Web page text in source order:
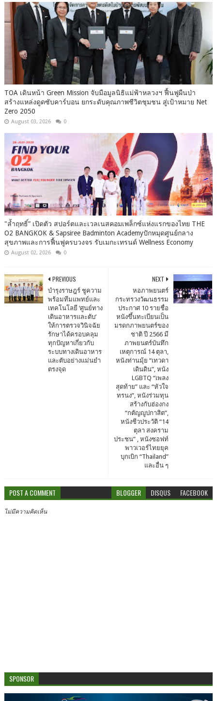
TOA เดินหน้า Green Mission จับมือมูลนิธิแม่ฟ้าหลวงฯ ฟื้นฟูผืนป่า
สร้างแหล่งดูดซับคาร์บอน ยกระดับคุณภาพชีวิตชุมชน สู่เป้าหมาย Net
Zero 2050
August 03, 2026 0
"ล้ำฤทธิ์” เปิดตัว สปอร์ตและเวลเนสคอมเพล็กซ์แห่งแรกของไทย THE
O2 BANGKOK & Sapsiree Badminton Academyปักหมุดศูนย์กลาง
สุขภาพและการฟื้นฟูครบวงจร รับเมกะเทรนด์ Wellness Economy
August 02, 2026 0
NEXT
หอภาพยนตร์
กระทรวงวัฒนธรรม
ประกาศ 10 รายชื่อ
หนังขึ้นทะเบียนเป็น
มรดกภาพยนตร์ของ
ชาติ ปี 2566 มี
ภาพยนตร์บันทึก
เหตุการณ์ 14 ตุลา,
หนังท่านมุ้ย “เทวดา
เดินดิน”, หนัง
LGBTQ “เพลง
สุดท้าย” และ “หัวใจ
ทรนง”, หนังร่วมทุน
สร้างกับฮ่องกง
“กตัญญูปกาสิต”,
หนังชีวประวัติ “14
ตุลา สงคราม
ประชน” , หนังซอฟท์
พาวเวอร์ไทยยุค
บุกเบิก “Thailand”
และอื่น ๆ
PREVIOUS
บำรุงราษฎร์ ชูความ
พร้อมทีมแพทย์และ
เทคโนโลยี ‘ศูนย์ทาง
เดินอาหารและตับ’
ให้การตรวจวินิจฉัย
รักษาได้ครอบคลุม
ทุกปัญหาเกี่ยวกับ
ระบบทางเดินอาหาร
และตับอย่างแม่นยำ
ตรงจุด
POST A COMMENT BLOGGER DISQUS FACEBOOK
ไม่มีความคิดเห็น
SPONSOR